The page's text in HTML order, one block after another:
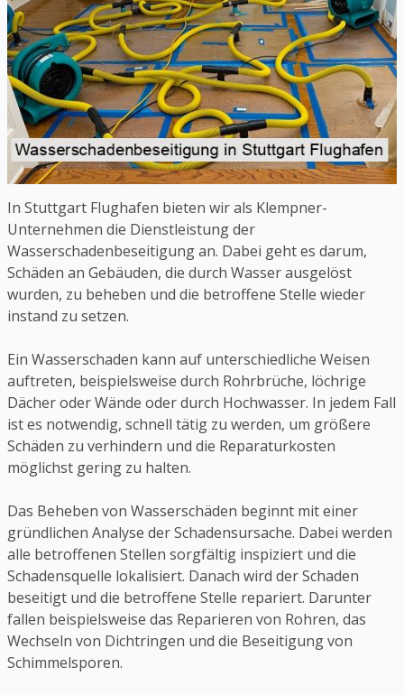
In Stuttgart Flughafen bieten wir als Klempner-
Unternehmen die Dienstleistung der
Wasserschadenbeseitigung an. Dabei geht es darum,
Schäden an Gebäuden, die durch Wasser ausgelöst
wurden, zu beheben und die betroffene Stelle wieder
instand zu setzen.
Ein Wasserschaden kann auf unterschiedliche Weisen
auftreten, beispielsweise durch Rohrbrüche, löchrige
Dächer oder Wände oder durch Hochwasser. In jedem Fall
ist es notwendig, schnell tätig zu werden, um größere
Schäden zu verhindern und die Reparaturkosten
möglichst gering zu halten.
Das Beheben von Wasserschäden beginnt mit einer
gründlichen Analyse der Schadensursache. Dabei werden
alle betroffenen Stellen sorgfältig inspiziert und die
Schadensquelle lokalisiert. Danach wird der Schaden
beseitigt und die betroffene Stelle repariert. Darunter
fallen beispielsweise das Reparieren von Rohren, das
Wechseln von Dichtringen und die Beseitigung von
Schimmelsporen.